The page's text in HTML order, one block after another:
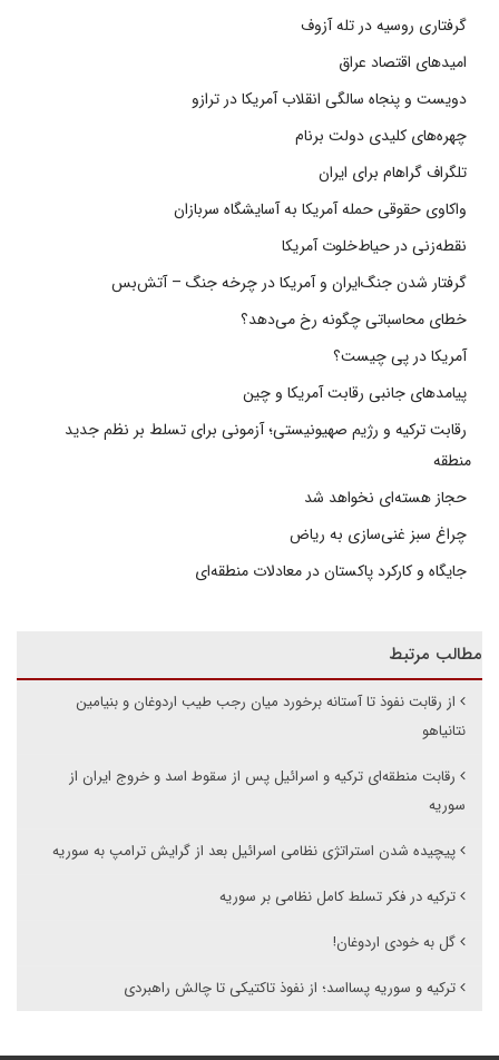
گرفتاری روسیه در تله آزوف
امیدهای اقتصاد عراق
دویست و پنجاه سالگی انقلاب آمریکا در ترازو
چهره‌های کلیدی دولت برنام
تلگراف گراهام برای ایران
واکاوی حقوقی حمله آمریکا به آسایشگاه سربازان
نقطه‌زنی در حیاط‌خلوت آمریکا
گرفتار شدن جنگ‌ایران و آمریکا در چرخه جنگ – آتش‌بس
خطای محاسباتی چگونه رخ می‌دهد؟
آمریکا در پی چیست؟
پیامدهای جانبی رقابت آمریکا و چین
رقابت ترکیه و رژیم صهیونیستی؛ آزمونی برای تسلط بر نظم جدید
منطقه
حجاز هسته‌ای نخواهد شد
چراغ سبز غنی‌سازی به ریاض
جایگاه و کارکرد پاکستان در معادلات منطقه‌ای
مطالب مرتبط
از رقابت نفوذ تا آستانه برخورد میان رجب طیب اردوغان و بنیامین
نتانیاهو
رقابت منطقه‌ای ترکیه و اسرائیل پس از سقوط اسد و خروج ایران از
سوریه
پیچیده شدن استراتژی نظامی اسرائیل بعد از گرایش ترامپ به سوریه
ترکیه در فکر تسلط کامل نظامی بر سوریه
گل به خودی اردوغان!
ترکیه و سوریه پسااسد؛ از نفوذ تاکتیکی تا چالش راهبردی